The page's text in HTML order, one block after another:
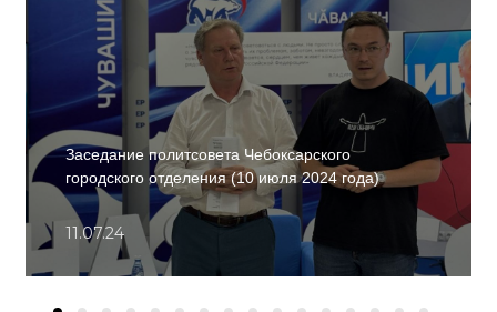
Заседание политсовета Чебоксарского
городского отделения (10 июля 2024 года)
11.07.24